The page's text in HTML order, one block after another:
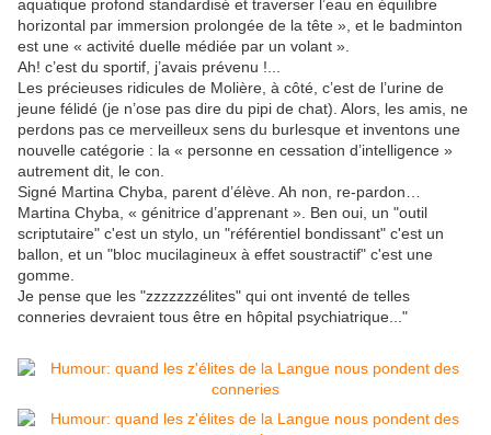
aquatique profond standardisé et traverser l’eau en équilibre
horizontal par immersion prolongée de la tête », et le badminton
est une « activité duelle médiée par un volant ».
Ah! c’est du sportif, j’avais prévenu !...
Les précieuses ridicules de Molière, à côté, c’est de l’urine de
jeune félidé (je n’ose pas dire du pipi de chat). Alors, les amis, ne
perdons pas ce merveilleux sens du burlesque et inventons une
nouvelle catégorie : la « personne en cessation d’intelligence »
autrement dit, le con.
Signé Martina Chyba, parent d’élève. Ah non, re-pardon…
Martina Chyba, « génitrice d’apprenant ». Ben oui, un "outil
scriptutaire" c'est un stylo, un "référentiel bondissant" c'est un
ballon, et un "bloc mucilagineux à effet soustractif" c'est une
gomme.
Je pense que les "zzzzzzzélites" qui ont inventé de telles
conneries devraient tous être en hôpital psychiatrique..."